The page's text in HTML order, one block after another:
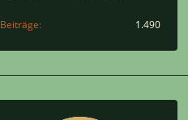
Beiträge 1.490